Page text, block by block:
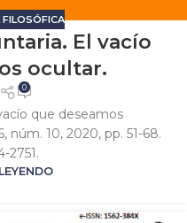
El vacío
ocultar.
0
que deseamos
núm. 10, 2020, pp. 51-68.
2751.